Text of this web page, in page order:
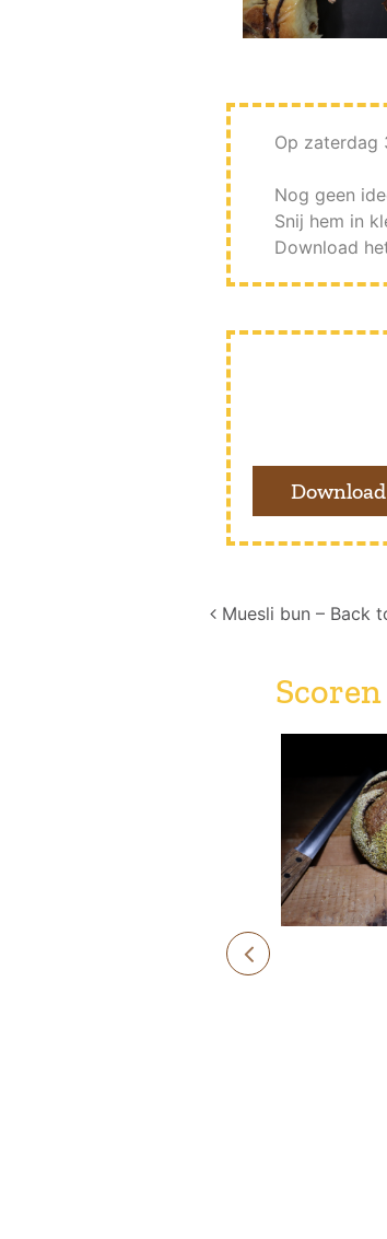
Op zaterdag
Nog geen
Snij hem in
Download
Post
Muesli bun – Back